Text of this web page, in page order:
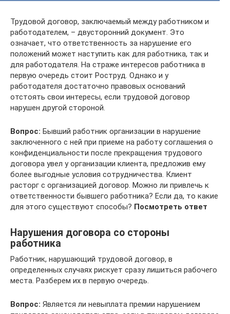
Трудовой договор, заключаемый между работником и
работодателем, – двусторонний документ. Это
означает, что ответственность за нарушение его
положений может наступить как для работника, так и
для работодателя. На страже интересов работника в
первую очередь стоит Роструд. Однако и у
работодателя достаточно правовых оснований
отстоять свои интересы, если трудовой договор
нарушен другой стороной.
Вопрос: Бывший работник организации в нарушение
заключенного с ней при приеме на работу соглашения о
конфиденциальности после прекращения трудового
договора увел у организации клиента, предложив ему
более выгодные условия сотрудничества. Клиент
расторг с организацией договор. Можно ли привлечь к
ответственности бывшего работника? Если да, то какие
для этого существуют способы? Посмотреть ответ
Нарушения договора со стороны
работника
Работник, нарушающий трудовой договор, в
определенных случаях рискует сразу лишиться рабочего
места. Разберем их в первую очередь.
Вопрос: Является ли невыплата премии нарушением